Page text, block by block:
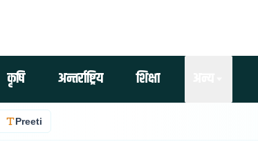
कृषि अन्तर्राष्ट्रिय शिक्षा
Preeti